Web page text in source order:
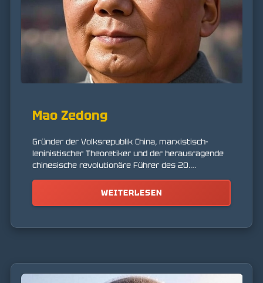
Mao Zedong
Gründer der Volksrepublik China, marxistisch-
leninistischer Theoretiker und der herausragende
chinesische revolutionäre Führer des 20.
WEITERLESEN